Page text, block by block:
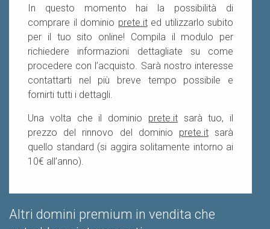
In questo momento hai la possibilità di
comprare il dominio prete.ited utilizzarlo subito
per il tuo sito online! Compila il modulo per
richiedere informazioni dettagliate su come
procedere con l’acquisto. Sarà nostro interesse
contattarti nel più breve tempo possibile e
fornirti tutti i dettagli.
Una volta che il dominio prete.itsarà tuo, il
prezzo del rinnovo del dominio prete.itsarà
quello standard (si aggira solitamente intorno ai
10€ all’anno).
Altri domini premium in vendita che